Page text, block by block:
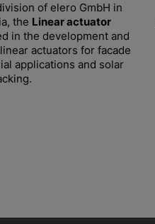
of elero GmbH in
the Linear actuator
in the development and
actuators for facade
applications and solar